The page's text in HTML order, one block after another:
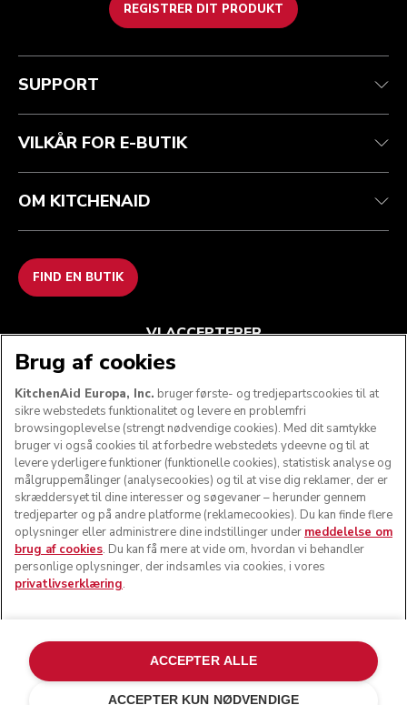
REGISTRER DIT PRODUKT
Health check
Spor din ordre
Garanti og dokumenter
Ofte stillede spørgsmål
Vilkår og betingelser
Returnering og refusion
Imprint
ODR
Mærket
Find en butik
SUPPORT
VILKÅR FOR E-BUTIK
OM KITCHENAID
FIND EN BUTIK
VI ACCEPTERER
FØLG OS
KitchenAid og køkkenmaskinens design er varemærker i
USA og andre lande.
Brug af cookies
KitchenAid Europa, Inc. bruger første- og tredjepartscookies til at
sikre webstedets funktionalitet og levere en problemfri
browsingoplevelse (strengt nødvendige cookies). Med dit samtykke
bruger vi også cookies til at forbedre webstedets ydeevne og til at
levere yderligere funktioner (funktionelle cookies), statistisk analyse og
målgruppemålinger (analysecookies) og til at vise dig reklamer, der er
skræddersyet til dine interesser og søgevaner – herunder gennem
tredjeparter og på andre platforme (reklamecookies). Du kan finde flere
oplysninger eller administrere dine indstillinger under meddelelse om
brug af cookies. Du kan få mere at vide om, hvordan vi behandler
personlige oplysninger, der indsamles via cookies, i vores
privatlivserklæring.
ACCEPTER KUN NØDVENDIGE
ACCEPTER ALLE